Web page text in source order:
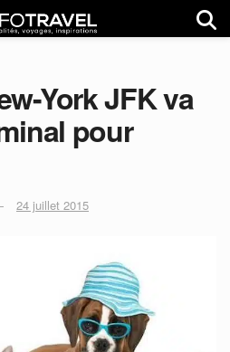
York JFK va
pour
24 juillet 2015